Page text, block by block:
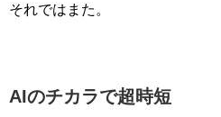
それではまた。
AIのチカラで超時短